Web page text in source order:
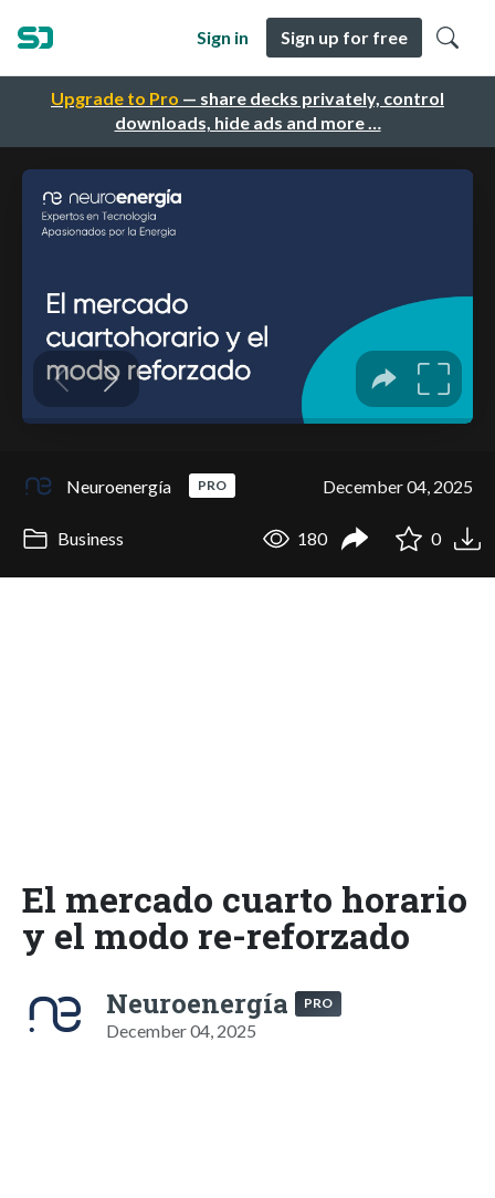
Upgrade to Pro — share decks privately, control
downloads, hide ads and more …
Sign in Sign up for free
Neuroenergía PRO December 04, 2025
Business 180 0
El mercado cuarto horario
y el modo re-reforzado
Neuroenergía PRO
December 04, 2025